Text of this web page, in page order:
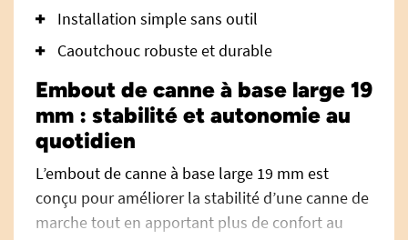
Installation simple sans outil
Caoutchouc robuste et durable
Embout de canne à base large 19
mm : stabilité et autonomie au
quotidien
L’embout de canne à base large 19 mm est
conçu pour améliorer la stabilité d’une canne de
marche tout en apportant plus de confort au